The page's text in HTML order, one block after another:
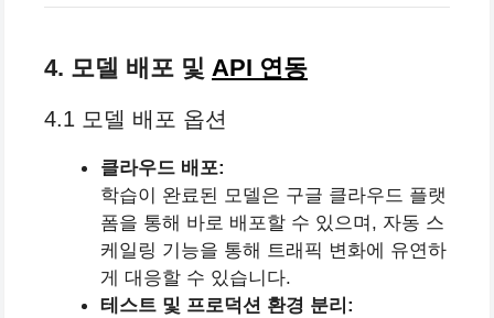
4. 모델 배포 및 API 연동
4.1 모델 배포 옵션
클라우드 배포:
학습이 완료된 모델은 구글 클라우드 플랫
폼을 통해 바로 배포할 수 있으며, 자동 스
케일링 기능을 통해 트래픽 변화에 유연하
게 대응할 수 있습니다.
테스트 및 프로덕션 환경 분리: